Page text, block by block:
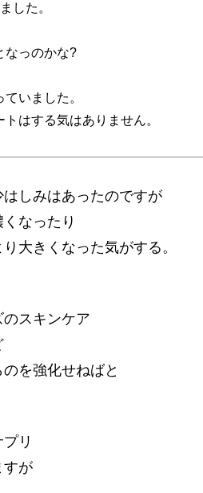
した。
なっのかな?
ていました。
はする気はありません。
はしみはあったのですが
なったり
大きくなった気がする。
スキンケア
を強化せねばと
リ
すが